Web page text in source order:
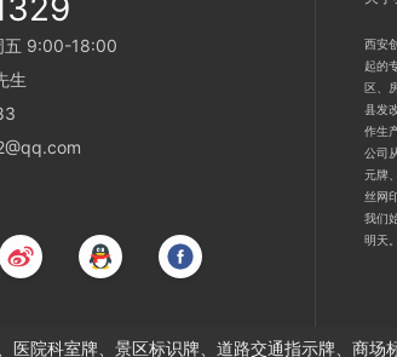
五 9:00-18:00
生
西安
起的
区、
县发
作生
公司
元牌
丝网
我们
明天。
院科室牌、景区标识牌、道路交通指示牌、商